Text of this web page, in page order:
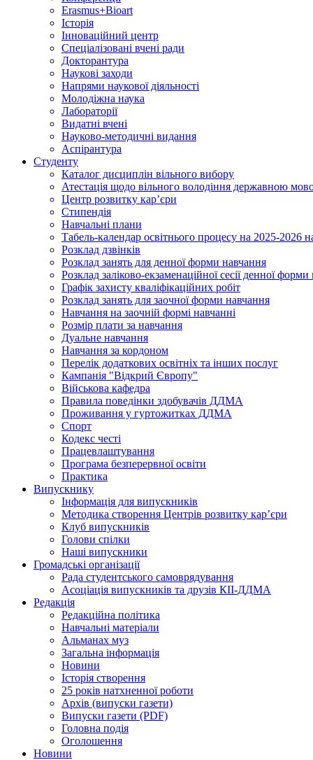
Erasmus+Bioart
Історія
Інноваційний центр
Спеціалізовані вчені ради
Докторантура
Наукові заходи
Напрями наукової діяльності
Молодіжна наука
Лабораторії
Видатні вчені
Науково-методичні видання
Аспірантура
Студенту
Каталог дисциплін вільного вибору
Атестація щодо вільного володіння державною
Центр розвитку кар’єри
Стипендія
Навчальні плани
Табель-календар освітнього процесу на 2025-2026
Розклад дзвінків
Розклад занять для денної форми навчання
Розклад заліково-екзаменаційної сесії денної
Графік захисту кваліфікаційних робіт
Розклад занять для заочної форми навчання
Навчання на заочній формі навчанні
Розмір плати за навчання
Дуальне навчання
Навчання за кордоном
Перелік додаткових освітніх та інших послуг
Кампанія "Відкрий Європу"
Військова кафедра
Правила поведінки здобувачів ДДМА
Проживання у гуртожитках ДДМА
Спорт
Кодекс честі
Працевлаштування
Програма безперервної освіти
Практика
Випускнику
Інформація для випускників
Методика створення Центрів розвитку кар’єри
Клуб випускників
Голови спілки
Наші випускники
Громадські організації
Рада студентського самоврядування
Асоціація випускників та друзів КІІ-ДДМА
Редакція
Редакційна політика
Навчальні матеріали
Альманах муз
Загальна інформація
Новини
Історія створення
25 років натхненної роботи
Архів (випуски газети)
Випуски газети (PDF)
Головна подія
Оголошення
Новини